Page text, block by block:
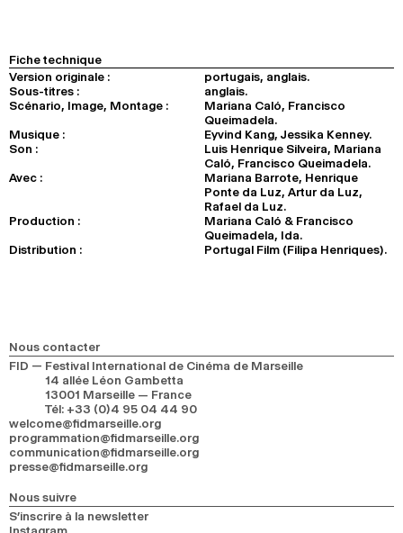
Fiche technique
Version originale :
portugais, anglais.
Sous-titres :
anglais.
Scénario, Image, Montage :
Mariana Caló, Francisco
Queimadela.
Musique :
Eyvind Kang, Jessika Kenney.
Son :
Luis Henrique Silveira, Mariana
Caló, Francisco Queimadela.
Avec :
Mariana Barrote, Henrique
Ponte da Luz, Artur da Luz,
Rafael da Luz.
Production :
Mariana Caló & Francisco
Queimadela, Ida.
Distribution :
Portugal Film (Filipa Henriques).
Nous contacter
FID — Festival International de Cinéma de Marseille
14 allée Léon Gambetta
13001 Marseille — France
Tél: +33 (0)4 95 04 44 90
welcome@fidmarseille.org
programmation@fidmarseille.org
communication@fidmarseille.org
presse@fidmarseille.org
Nous suivre
S’inscrire à la newsletter